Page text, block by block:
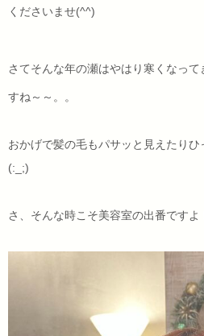
くださいませ(^^)
さてそんな年の瀬はやはり寒くなって
すね～～。。
おかげで髪の毛もパサッと見えたり
(:_;)
さ、そんな時こそ美容室の出番ですよ